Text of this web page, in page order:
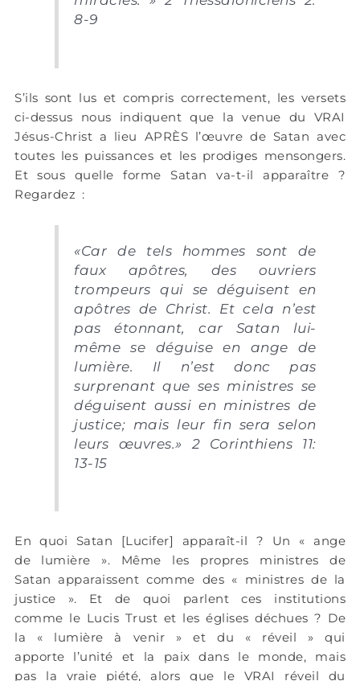
8-9
S’ils sont lus et compris correctement, les versets
ci-dessus nous indiquent que la venue du VRAI
Jésus-Christ a lieu APRÈS l’œuvre de Satan avec
toutes les puissances et les prodiges mensongers.
Et sous quelle forme Satan va-t-il apparaître ?
Regardez :
«Car de tels hommes sont de
faux apôtres, des ouvriers
trompeurs qui se déguisent en
apôtres de Christ. Et cela n’est
pas étonnant, car Satan lui-
même se déguise en ange de
lumière. Il n’est donc pas
surprenant que ses ministres se
déguisent aussi en ministres de
justice; mais leur fin sera selon
leurs œuvres.» 2 Corinthiens 11:
13-15
En quoi Satan [Lucifer] apparaît-il ? Un « ange
de lumière ». Même les propres ministres de
Satan apparaissent comme des « ministres de la
justice ». Et de quoi parlent ces institutions
comme le Lucis Trust et les églises déchues ? De
la « lumière à venir » et du « réveil » qui
apporte l’unité et la paix dans le monde, mais
pas la vraie piété, alors que le VRAI réveil du